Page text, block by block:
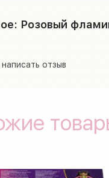
Розовый
отзыв